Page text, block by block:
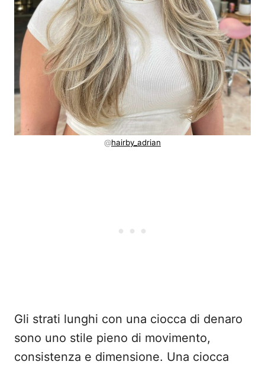
@hairby_adrian
Gli strati lunghi con una ciocca di denaro
sono uno stile pieno di movimento,
consistenza e dimensione. Una ciocca